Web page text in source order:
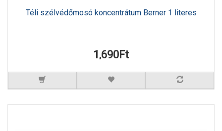
Téli szélvédőmosó koncentrátum Berner 1 literes
1,690Ft